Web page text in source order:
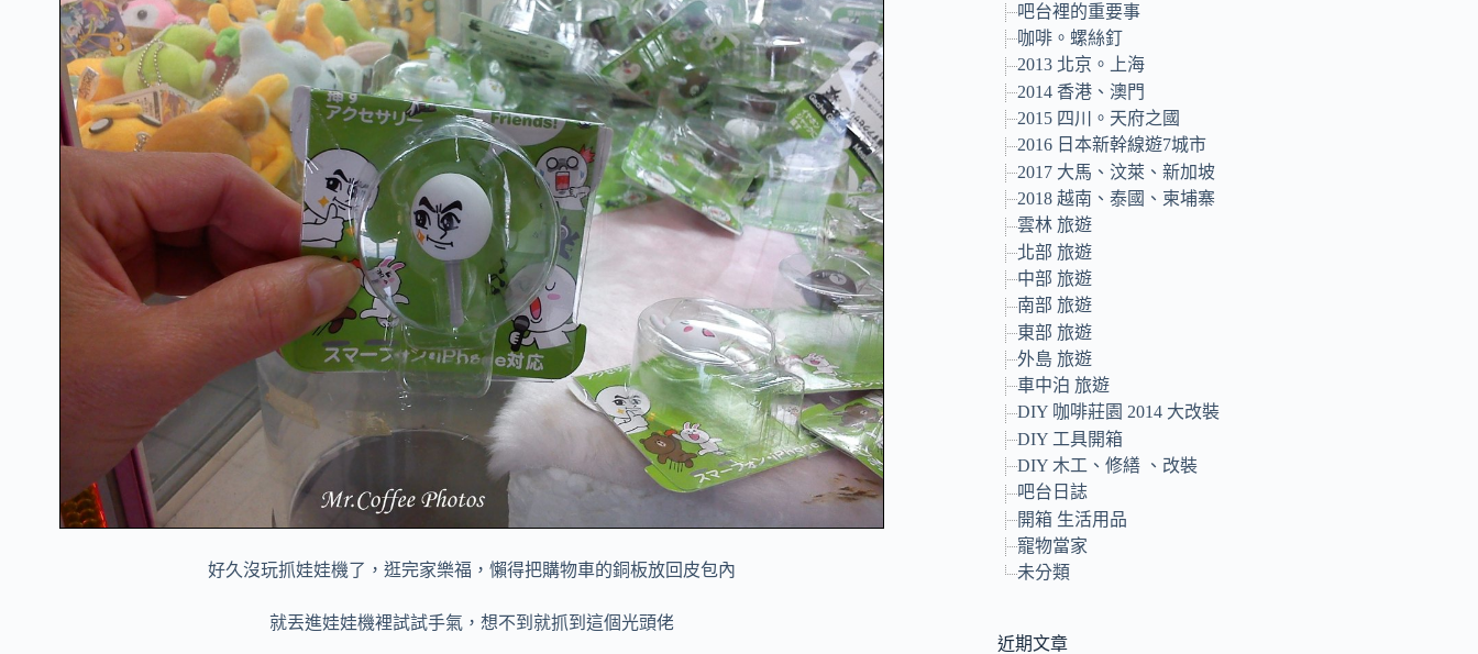
好久沒玩抓娃娃機了，逛完家樂福，懶得把購物車的銅板放回皮包內
就丟進娃娃機裡試試手氣，想不到就抓到這個光頭佬
吧台裡的重要事
咖啡。螺絲釘
2013 北京。上海
2014 香港、澳門
2015 四川。天府之國
2016 日本新幹線遊7城市
2017 大馬、汶萊、新加坡
2018 越南、泰國、柬埔寨
雲林 旅遊
北部 旅遊
中部 旅遊
南部 旅遊
東部 旅遊
外島 旅遊
車中泊 旅遊
DIY 咖啡莊園 2014 大改裝
DIY 工具開箱
DIY 木工、修繕 、改裝
吧台日誌
開箱 生活用品
寵物當家
未分類
近期文章